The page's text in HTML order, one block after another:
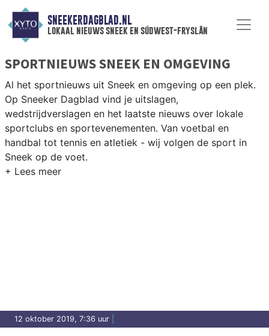
SNEEKERDAGBLAD.NL
lokaal nieuws sneek en súdwest-fryslân
SPORTNIEUWS SNEEK EN OMGEVING
Al het sportnieuws uit Sneek en omgeving op een plek.
Op Sneeker Dagblad vind je uitslagen,
wedstrijdverslagen en het laatste nieuws over lokale
sportclubs en sportevenementen. Van voetbal en
handbal tot tennis en atletiek - wij volgen de sport in
Sneek op de voet.
12 oktober 2019, 7:36 uur